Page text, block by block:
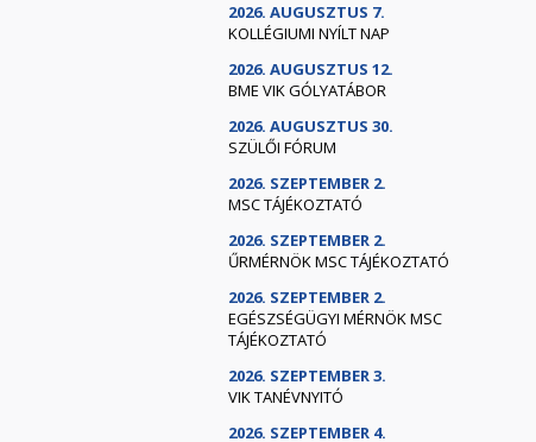
2026. AUGUSZTUS 7.
KOLLÉGIUMI NYÍLT NAP
2026. AUGUSZTUS 12.
BME VIK GÓLYATÁBOR
2026. AUGUSZTUS 30.
SZÜLŐI FÓRUM
2026. SZEPTEMBER 2.
MSC TÁJÉKOZTATÓ
2026. SZEPTEMBER 2.
ŰRMÉRNÖK MSC TÁJÉKOZTATÓ
2026. SZEPTEMBER 2.
EGÉSZSÉGÜGYI MÉRNÖK MSC
TÁJÉKOZTATÓ
2026. SZEPTEMBER 3.
VIK TANÉVNYITÓ
2026. SZEPTEMBER 4.